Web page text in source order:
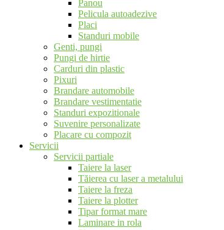
Panou
Pelicula autoadezive
Placi
Standuri mobile
Genti, pungi
Pungi de hirtie
Carduri din plastic
Pixuri
Brandare automobile
Brandare vestimentatie
Standuri expozitionale
Suvenire personalizate
Placare cu compozit
Servicii
Servicii partiale
Taiere la laser
Tăierea cu laser a metalului
Taiere la freza
Taiere la plotter
Tipar format mare
Laminare in rola